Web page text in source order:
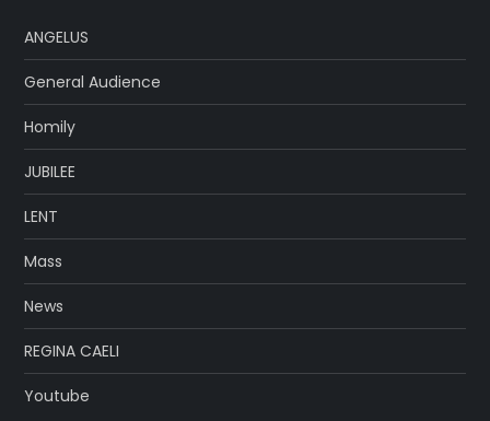
ANGELUS
General Audience
Homily
JUBILEE
LENT
Mass
News
REGINA CAELI
Youtube